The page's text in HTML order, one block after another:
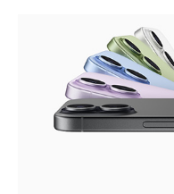
ビジネスと働き方のヒント
AI活用のいまが分かる
企業ITのトレンドを詳説